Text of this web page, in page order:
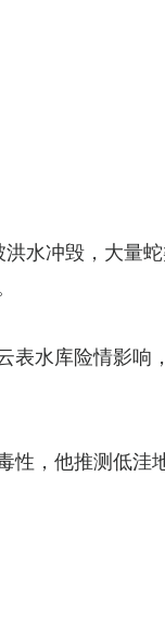
水冲毁，大量
表水库险情影响
性，他推测低洼